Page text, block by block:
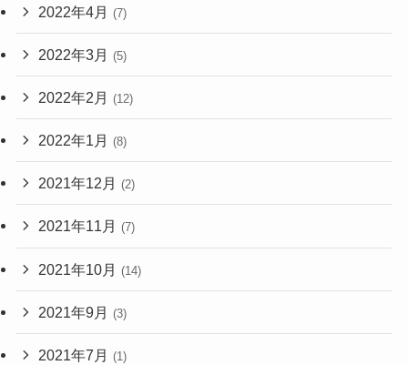
2022年4月 (7)
2022年3月 (5)
2022年2月 (12)
2022年1月 (8)
2021年12月 (2)
2021年11月 (7)
2021年10月 (14)
2021年9月 (3)
2021年7月 (1)